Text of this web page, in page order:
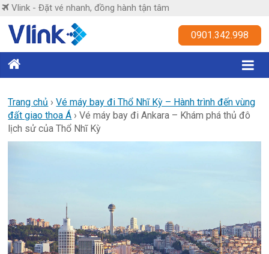
Skip
content
Vlink - Đặt vé nhanh, đồng hành tận tâm
Vlink
nhanh,
đồng
hành
tận
0901.342.998
Trang chủ ›Vé máy bay đi Thổ Nhĩ Kỳ – Hành trình đến vùng
đất giao thoa Á ›Vé máy bay đi Ankara – Khám phá thủ đô
lịch sử của Thổ Nhĩ Kỳ